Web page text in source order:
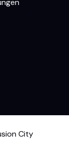
City